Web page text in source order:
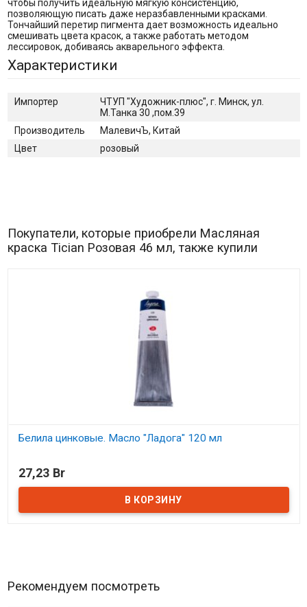
чтобы получить идеальную мягкую консистенцию,
позволяющую писать даже неразбавленными красками.
Тончайший перетир пигмента дает возможность идеально
смешивать цвета красок, а также работать методом
лессировок, добиваясь акварельного эффекта.
Характеристики
Импортер
ЧТУП "Художник-плюс", г. Минск, ул.
М.Танка 30 ,пом.39
Производитель
МалевичЪ, Китай
Цвет
розовый
Покупатели, которые приобрели Масляная
краска Tician Розовая 46 мл, также купили
Белила цинковые. Масло "Ладога" 120 мл
27,23 Br
Рекомендуем посмотреть